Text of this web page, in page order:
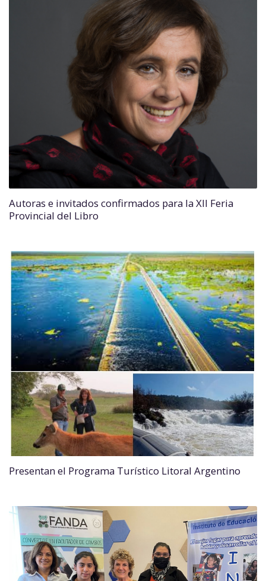
Autoras e invitados confirmados para la XII Feria
Provincial del Libro
Presentan el Programa Turístico Litoral Argentino